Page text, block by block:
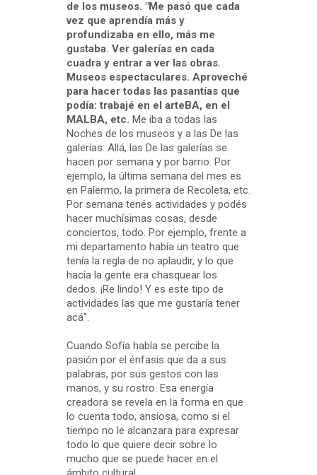
de los museos. "Me pasó que cada
vez que aprendía más y
profundizaba en ello, más me
gustaba. Ver galerías en cada
cuadra y entrar a ver las obras.
Museos espectaculares. Aproveché
para hacer todas las pasantías que
podía: trabajé en el arteBA, en el
MALBA, etc. Me iba a todas las
Noches de los museos y a las De las
galerías. Allá, las De las galerías se
hacen por semana y por barrio. Por
ejemplo, la última semana del mes es
en Palermo, la primera de Recoleta, etc.
Por semana tenés actividades y podés
hacer muchísimas cosas, desde
conciertos, todo. Por ejemplo, frente a
mi departamento había un teatro que
tenía la regla de no aplaudir, y lo que
hacía la gente era chasquear los
dedos. ¡Re lindo! Y es este tipo de
actividades las que me gustaría tener
acá".
Cuando Sofía habla se percibe la
pasión por el énfasis que da a sus
palabras, por sus gestos con las
manos, y su rostro. Esa energía
creadora se revela en la forma en que
lo cuenta todo, ansiosa, como si el
tiempo no le alcanzara para expresar
todo lo que quiere decir sobre lo
mucho que se puede hacer en el